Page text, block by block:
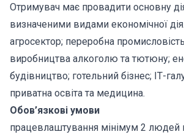
Отримувач має провадити основну
визначеними видами економічної
агросектор; переробна
виробництва алкоголю та тютюну;
будівництво; готельний бізнес; ІТ-
приватна освіта та медицина.
Обов’язкові умови
працевлаштування мінімум 2 людей